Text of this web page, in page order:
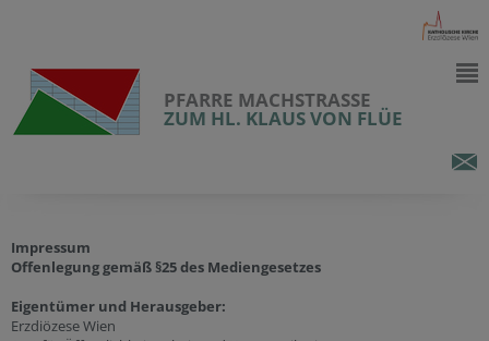
PFARRE MACHSTRASSE
ZUM HL. KLAUS VON FLÜE
Impressum
Offenlegung gemäß §25 des Mediengesetzes
Eigentümer und Herausgeber:
Erzdiözese Wien